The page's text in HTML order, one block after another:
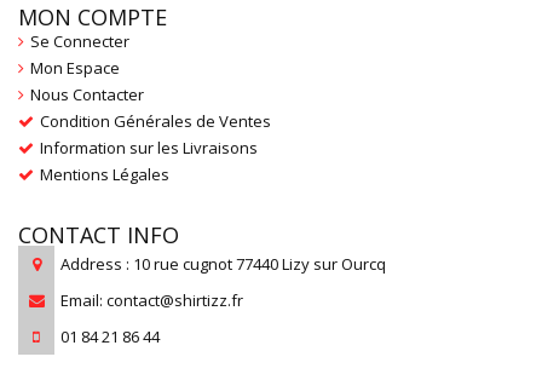
MON COMPTE
Se Connecter
Mon Espace
Nous Contacter
Condition Générales de Ventes
Information sur les Livraisons
Mentions Légales
CONTACT INFO
Address : 10 rue cugnot 77440 Lizy sur Ourcq
Email: contact@shirtizz.fr
01 84 21 86 44